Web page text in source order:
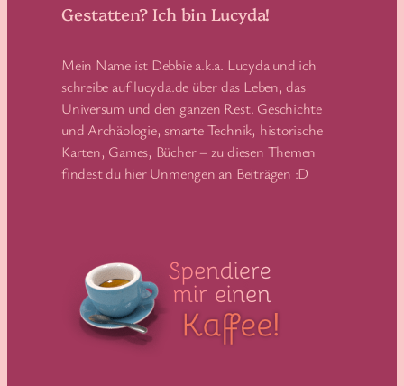
Gestatten? Ich bin Lucyda!
Mein Name ist Debbie a.k.a. Lucyda und ich
schreibe auf lucyda.de über das Leben, das
Universum und den ganzen Rest. Geschichte
und Archäologie, smarte Technik, historische
Karten, Games, Bücher – zu diesen Themen
findest du hier Unmengen an Beiträgen :D